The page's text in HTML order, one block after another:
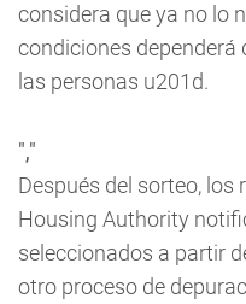
considera que ya no lo
condiciones dependerá
las personas u201d.
","
Después del sorteo, los
Housing Authority
seleccionados a partir
otro proceso de